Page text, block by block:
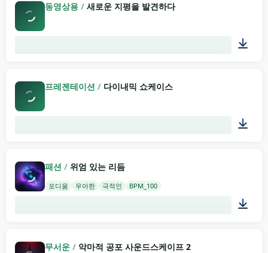
동영상용 / 새로운 지평을 발견하다
프레젠테이션 / 다이내믹 쇼케이스
패션 / 위엄 있는 리듬
포디움 우아한 극적인 BPM_100
무서운 / 악마적 공포 사운드스케이프 2